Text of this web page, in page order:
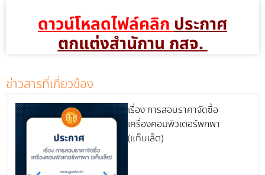
ดาวน์โหลดไฟล์คลิกประกาศ
ตกแต่งสำนักาน กสจ.
ข่าวสารที่เกี่ยวข้อง
เรื่อง การสอบราคาจัดซื้อ
เครื่องคอมพิวเตอร์พกพา
(แท็บเล็ต)